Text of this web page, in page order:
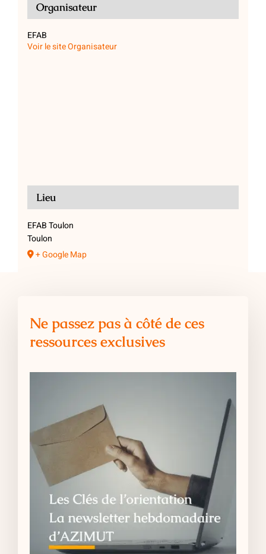
Organisateur
EFAB
Voir le site Organisateur
Lieu
EFAB Toulon
Toulon
+ Google Map
Ne passez pas à côté de ces
ressources exclusives